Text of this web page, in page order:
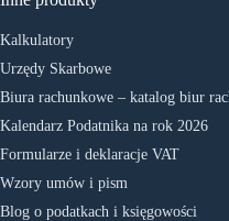
Kalkulatory
Urzędy Skarbowe
Biura rachunkowe – katalog biur
Kalendarz Podatnika na rok 2026
Formularze i deklaracje VAT
Wzory umów i pism
Blog o podatkach i księgowości